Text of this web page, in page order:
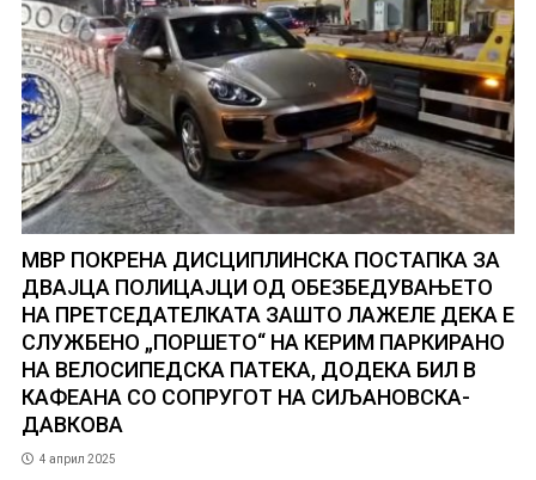
МВР ПОКРЕНА ДИСЦИПЛИНСКА ПОСТАПКА ЗА
ДВАЈЦА ПОЛИЦАЈЦИ ОД ОБЕЗБЕДУВАЊЕТО
НА ПРЕТСЕДАТЕЛКАТА ЗАШТО ЛАЖЕЛЕ ДЕКА Е
СЛУЖБЕНО „ПОРШЕТО“ НА КЕРИМ ПАРКИРАНО
НА ВЕЛОСИПЕДСКА ПАТЕКА, ДОДЕКА БИЛ В
КАФЕАНА СО СОПРУГОТ НА СИЉАНОВСКА-
ДАВКОВА
4 април 2025